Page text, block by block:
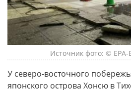
Источник фото: © EPA-
У северо-восточного
японского острова Хонсю в